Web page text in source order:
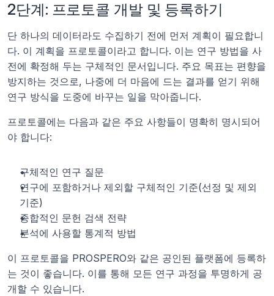
2단계: 프로토콜 개발 및 등록하기
단 하나의 데이터라도 수집하기 전에 먼저 계획이 필요합니
다. 이 계획을 프로토콜이라고 합니다. 이는 연구 방법을 사
전에 확정해 두는 구체적인 문서입니다. 주요 목표는 편향을
방지하는 것으로, 나중에 더 마음에 드는 결과를 얻기 위해
연구 방식을 도중에 바꾸는 일을 막아줍니다.
프로토콜에는 다음과 같은 주요 사항들이 명확히 명시되어
야 합니다:
구체적인 연구 질문
연구에 포함하거나 제외할 구체적인 기준(선정 및 제외
기준)
종합적인 문헌 검색 전략
분석에 사용할 통계적 방법
이 프로토콜을 PROSPERO와 같은 공인된 플랫폼에 등록하
는 것이 좋습니다. 이를 통해 모든 연구 과정을 투명하게 공
개할 수 있습니다.